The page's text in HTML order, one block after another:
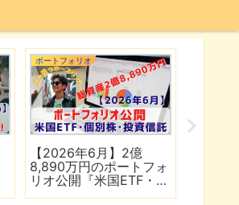
ポートフォリオ
【2026年6月】2億
8,890万円のポートフォ
リオ公開『米国ETF・個